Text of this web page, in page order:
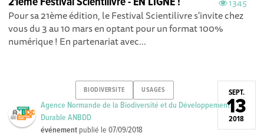
Pour sa 21ème édition, le Festival Scientilivre s'invite chez
vous du 3 au 10 mars en optant pour un format 100%
numérique ! En partenariat avec...
BIODIVERSITE USAGES
Agence Normande de la Biodiversité et du Développement
Durable ANBDD
événement publié le07/09/2018
SEPT.
13
2018